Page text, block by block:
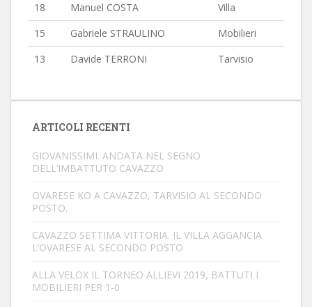
18
Manuel COSTA
Villa
15
Gabriele STRAULINO
Mobilieri
13
Davide TERRONI Tarvisio
ARTICOLI RECENTI
GIOVANISSIMI. ANDATA NEL SEGNO
DELL’IMBATTUTO CAVAZZO
OVARESE KO A CAVAZZO, TARVISIO AL SECONDO
POSTO.
CAVAZZO SETTIMA VITTORIA. IL VILLA AGGANCIA
L’OVARESE AL SECONDO POSTO
ALLA VELOX IL TORNEO ALLIEVI 2019, BATTUTI I
MOBILIERI PER 1-0